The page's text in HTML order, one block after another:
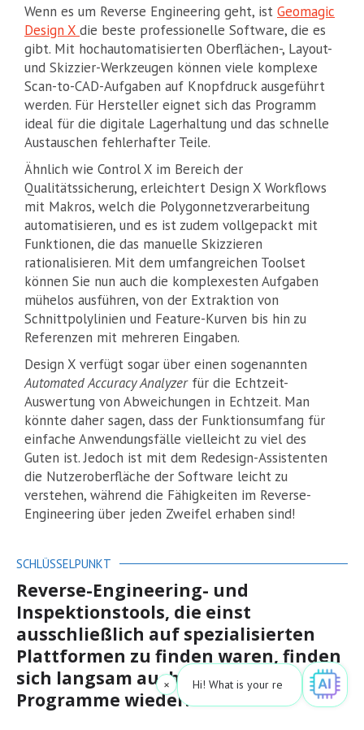
Wenn es um Reverse Engineering geht, ist Geomagic
Design X die beste professionelle Software, die es
gibt. Mit hochautomatisierten Oberflächen-, Layout-
und Skizzier-Werkzeugen können viele komplexe
Scan-to-CAD-Aufgaben auf Knopfdruck ausgeführt
werden. Für Hersteller eignet sich das Programm
ideal für die digitale Lagerhaltung und das schnelle
Austauschen fehlerhafter Teile.
Ähnlich wie Control X im Bereich der
Qualitätssicherung, erleichtert Design X Workflows
mit Makros, welch die Polygonnetzverarbeitung
automatisieren, und es ist zudem vollgepackt mit
Funktionen, die das manuelle Skizzieren
rationalisieren. Mit dem umfangreichen Toolset
können Sie nun auch die komplexesten Aufgaben
mühelos ausführen, von der Extraktion von
Schnittpolylinien und Feature-Kurven bis hin zu
Referenzen mit mehreren Eingaben.
Design X verfügt sogar über einen sogenannten
Automated Accuracy Analyzerfür die Echtzeit-
Auswertung von Abweichungen in Echtzeit. Man
könnte daher sagen, dass der Funktionsumfang für
einfache Anwendungsfälle vielleicht zu viel des
Guten ist. Jedoch ist mit dem Redesign-Assistenten
die Nutzeroberfläche der Software leicht zu
verstehen, während die Fähigkeiten im Reverse-
Engineering über jeden Zweifel erhaben sind!
SCHLÜSSELPUNKT
Reverse-Engineering- und
Inspektionstools, die einst
ausschließlich auf spezialisierten
Plattformen zu finden waren, finden
sich langsam auch in 3D-Scan-
Programme wieder.
Hi! What is your request? 👀
×